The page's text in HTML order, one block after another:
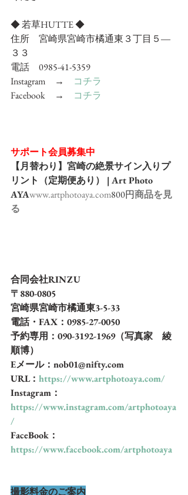
◆ 若草HUTTE ◆
住所　宮崎県宮崎市橘通東３丁目５―
３３
電話　0985-41-5359
Instagram　→ コチラ
Facebook　→ コチラ
サポート会員募集中
【月替わり】宮崎の絶景サイン入りプ
リント（定期便あり） | Art Photo
AYAwww.artphotoaya.com800円商品を見
る
合同会社RINZU
〒880-0805
宮崎県宮崎市橘通東3-5-33
電話・FAX：0985-27-0050
予約専用：090-3192-1969（写真家　綾
順博）
Eメール：nob01@nifty.com
URL： https://www.artphotoaya.com/
Instagram：
https://www.instagram.com/artphotoaya
/
FaceBook：
https://www.facebook.com/artphotoaya
撮影料金のご案内